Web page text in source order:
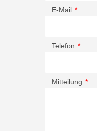
E-Mail
Telefon
Mitteilung